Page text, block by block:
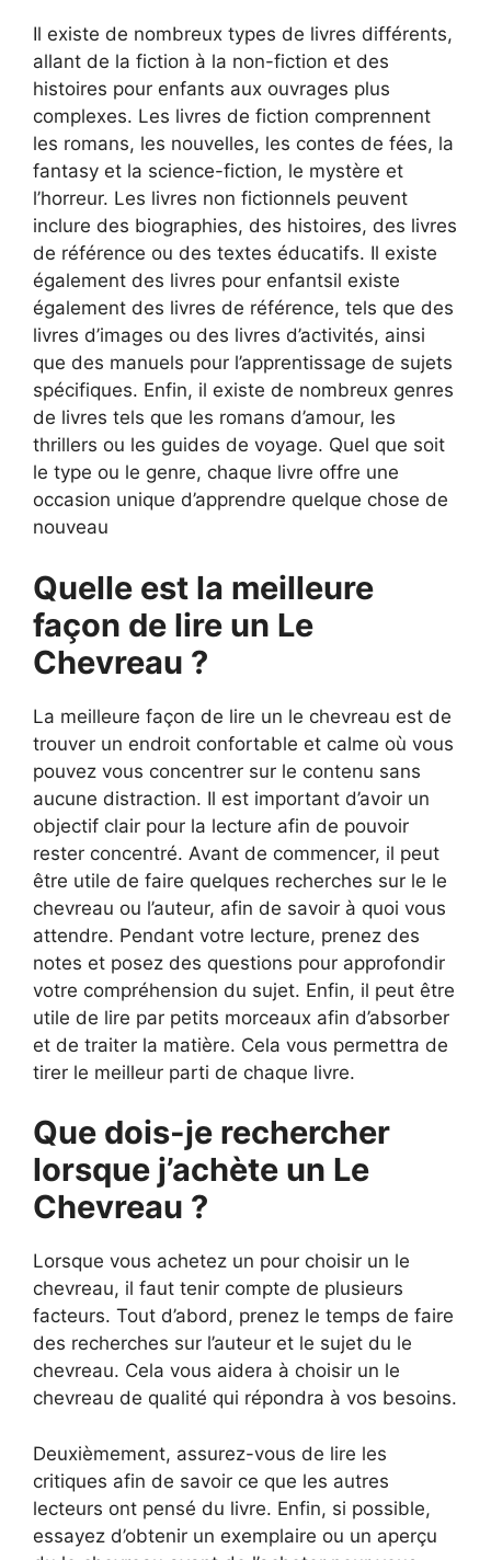
Il existe de nombreux types de livres différents,
allant de la fiction à la non-fiction et des
histoires pour enfants aux ouvrages plus
complexes. Les livres de fiction comprennent
les romans, les nouvelles, les contes de fées, la
fantasy et la science-fiction, le mystère et
l’horreur. Les livres non fictionnels peuvent
inclure des biographies, des histoires, des livres
de référence ou des textes éducatifs. Il existe
également des livres pour enfantsil existe
également des livres de référence, tels que des
livres d’images ou des livres d’activités, ainsi
que des manuels pour l’apprentissage de sujets
spécifiques. Enfin, il existe de nombreux genres
de livres tels que les romans d’amour, les
thrillers ou les guides de voyage. Quel que soit
le type ou le genre, chaque livre offre une
occasion unique d’apprendre quelque chose de
nouveau
Quelle est la meilleure
façon de lire un Le
Chevreau ?
La meilleure façon de lire un le chevreau est de
trouver un endroit confortable et calme où vous
pouvez vous concentrer sur le contenu sans
aucune distraction. Il est important d’avoir un
objectif clair pour la lecture afin de pouvoir
rester concentré. Avant de commencer, il peut
être utile de faire quelques recherches sur le le
chevreau ou l’auteur, afin de savoir à quoi vous
attendre. Pendant votre lecture, prenez des
notes et posez des questions pour approfondir
votre compréhension du sujet. Enfin, il peut être
utile de lire par petits morceaux afin d’absorber
et de traiter la matière. Cela vous permettra de
tirer le meilleur parti de chaque livre.
Que dois-je rechercher
lorsque j’achète un Le
Chevreau ?
Lorsque vous achetez un pour choisir un le
chevreau, il faut tenir compte de plusieurs
facteurs. Tout d’abord, prenez le temps de faire
des recherches sur l’auteur et le sujet du le
chevreau. Cela vous aidera à choisir un le
chevreau de qualité qui répondra à vos besoins.
Deuxièmement, assurez-vous de lire les
critiques afin de savoir ce que les autres
lecteurs ont pensé du livre. Enfin, si possible,
essayez d’obtenir un exemplaire ou un aperçu